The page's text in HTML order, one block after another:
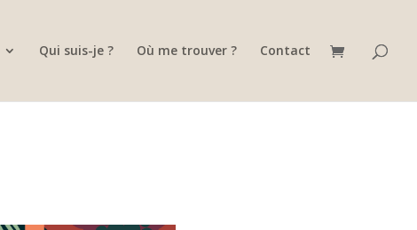
Qui suis-je ? Où me trouver ? Contact